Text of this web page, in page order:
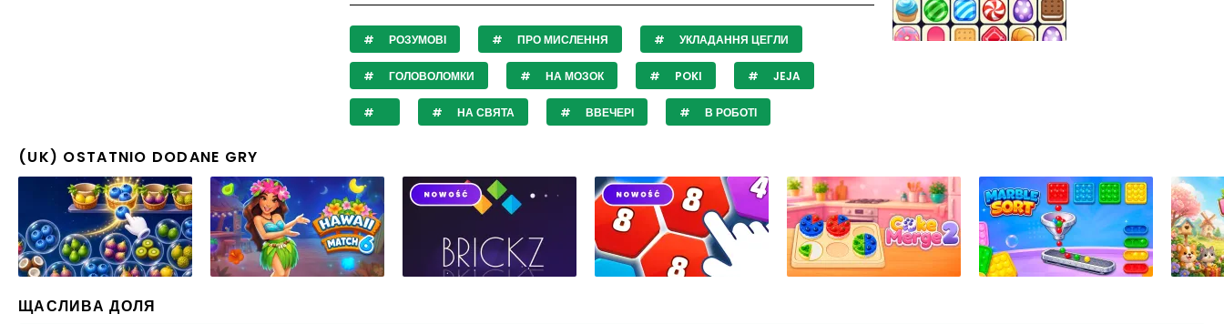
РОЗУМОВІ ПРО МИСЛЕННЯ УКЛАДАННЯ ЦЕГЛИ
ГОЛОВОЛОМКИ НА МОЗОК POKI JEJA
НА СВЯТА ВВЕЧЕРІ В РОБОТІ
(UK) OSTATNIO DODANE GRY
ЩАСЛИВА ДОЛЯ